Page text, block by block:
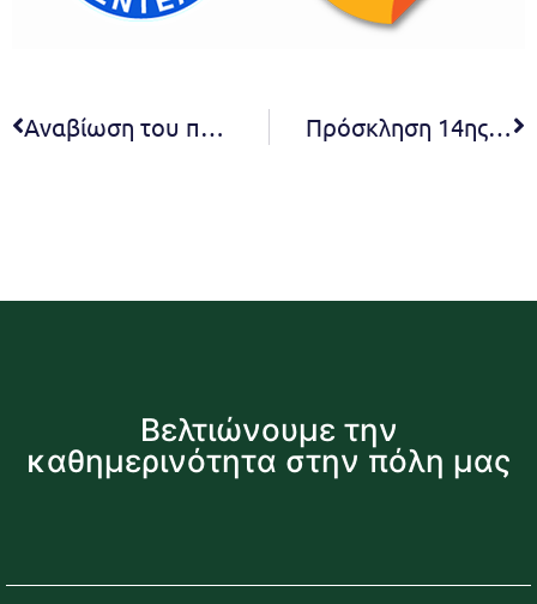
Αναβίωση του πατροπαράδοτου εθίμου ‘Κεσκέκι’ στα Μελίσσια προς τιμή του Αγ. Γεωργίου Πρόσκληση 14ης/2025 τακτικής συνεδρίασης της Δημοτικής Επιτροπής
Βελτιώνουμε την
καθημερινότητα στην πόλη μας